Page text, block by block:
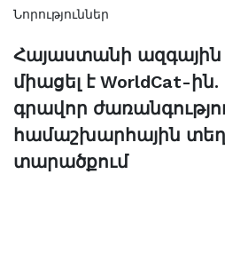
Նորություններ
Հայաստանի
միացել է WorldCat-
գրավոր
համաշխարհային
տարածքում